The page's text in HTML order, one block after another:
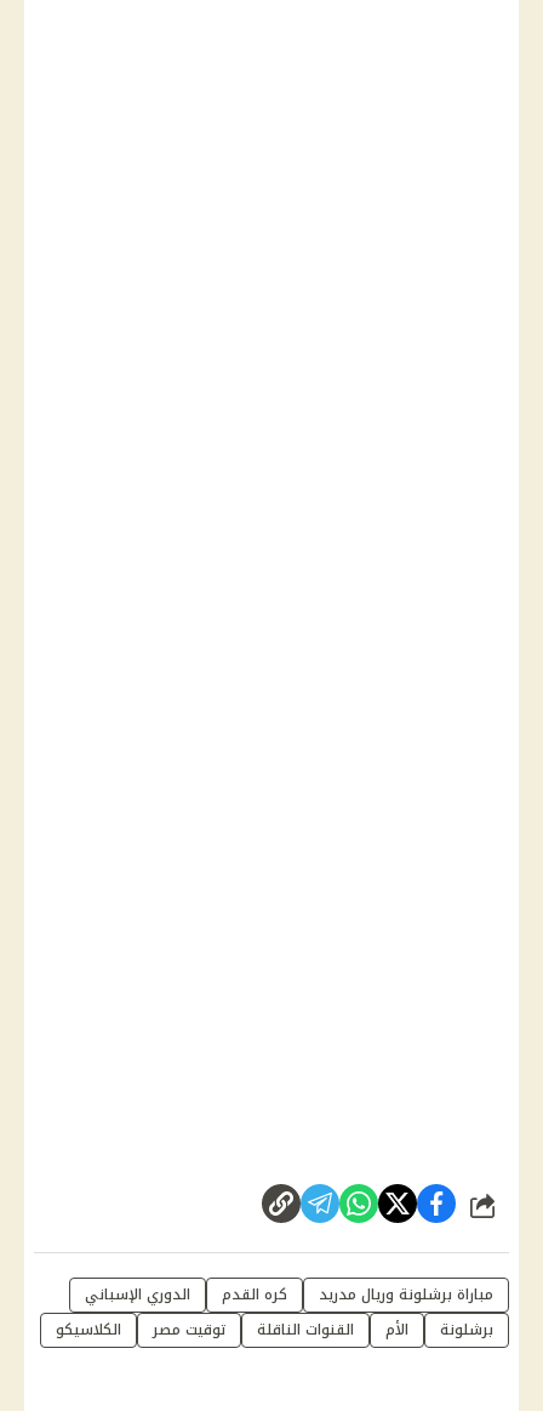
شارك
مباراة برشلونة وريال مدريد كره القدم
الدوري الإسباني
برشلونة
الأم القنوات الناقلة توقيت مصر الكلاسيكو